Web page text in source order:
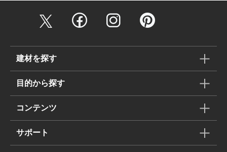
建材を探す
目的から探す
コンテンツ
サポート